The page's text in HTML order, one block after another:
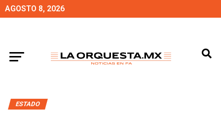
AGOSTO 8, 2026
ESTADO